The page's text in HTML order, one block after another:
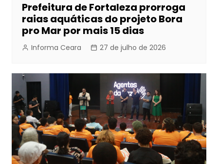
Prefeitura de Fortaleza prorroga
raias aquáticas do projeto Bora
pro Mar por mais 15 dias
Informa Ceara 27 de julho de 2026